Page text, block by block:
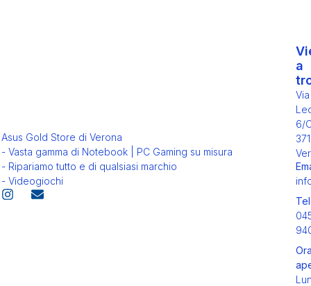
Asus Gold Store di Verona
- Vasta gamma di Notebook | PC Gaming su misura
- Ripariamo tutto e di qualsiasi marchio
- Videogiochi
a
Via
6/